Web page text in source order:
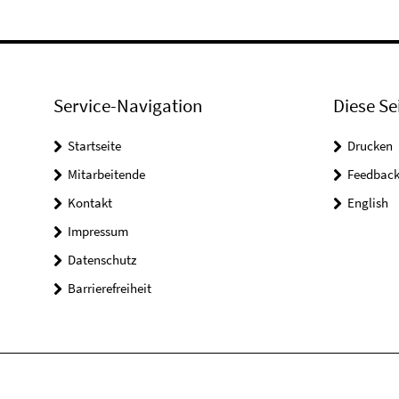
Service-Navigation
Startseite
Mitarbeitende
Kontakt
Impressum
Datenschutz
Barrierefreiheit
Diese
Drucken
Feedback
English